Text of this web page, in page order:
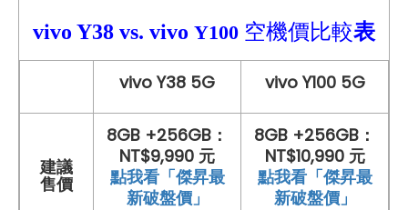
vivo Y38 vs. vivo Y100 空機價比較表
vivo Y38 5G vivo Y100 5G
建議
售價
8GB +256GB：
NT$9,990 元
點我看「傑昇最
新破盤價」
8GB +256GB：
NT$10,990 元
點我看「傑昇最
新破盤價」